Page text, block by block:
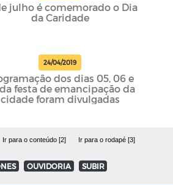
julho é comemorado o Dia
da Caridade
24/04/2019
dos dias 05, 06 e
festa de emancipação da
cidade foram divulgadas
Ir para o conteúdo [2] Ir para o rodapé [3]
OUVIDORIA SUBIR